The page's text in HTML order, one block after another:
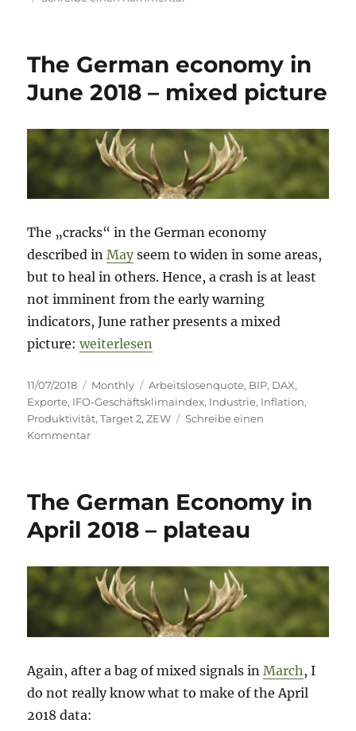
in
September
2018
the
of
(economic)
autumn?
The German economy in
June 2018 – mixed picture
The „cracks“ in the German economy
described inMayseem to widen in some areas,
but to heal in others. Hence, a crash is at least
not imminent from the early warning
indicators, June rather presents a mixed
picture:„The German economy in June 2018 –
weiterlesen
Veröffentlicht
am
11/07/2018 Kategorien
Monthly Schlagwörter
Arbeitslosenquote, BIP, DAX,
Exporte, IFO-Geschäftsklimaindex, Industrie, Inflation,
Produktivität,Target 2,ZEW
Schreibe einen
Kommentarzu
in
2018
mixed
picture
The German Economy in
April 2018 – plateau
Again, after a bag of mixed signals in March , I
do not really know what to make of the April
2018 data: